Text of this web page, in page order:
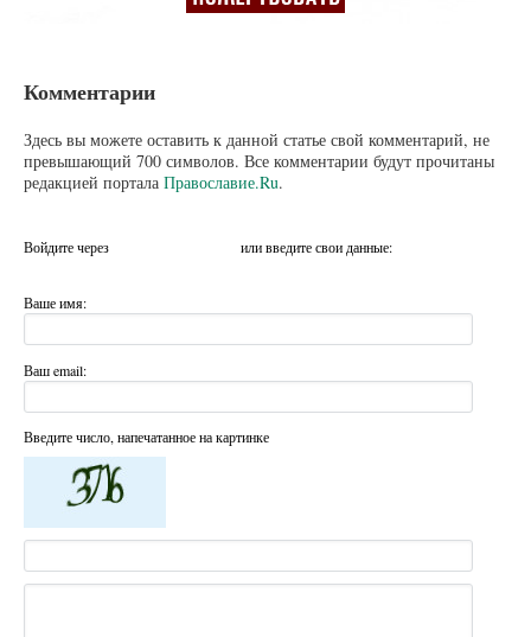
Комментарии
Здесь вы можете оставить к данной статье свой комментарий, не
превышающий 700 символов. Все комментарии будут прочитаны
редакцией портала Православие.Ru.
Войдите через или введите свои данные:
Ваше имя:
Ваш email:
Введите число, напечатанное на картинке